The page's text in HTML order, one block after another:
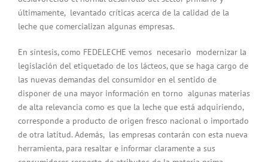
últimamente, levantado críticas acerca de la calidad de la
leche que comercializan algunas empresas.
En síntesis, como FEDELECHE vemos necesario modernizar la
legislación del etiquetado de los lácteos, que se haga cargo de
las nuevas demandas del consumidor en el sentido de
disponer de una mayor información en torno algunas materias
de alta relevancia como es que la leche que está adquiriendo,
corresponde a producto de origen fresco nacional o importado
de otra latitud. Además, las empresas contarán con esta nueva
herramienta, para resaltar e informar claramente a sus